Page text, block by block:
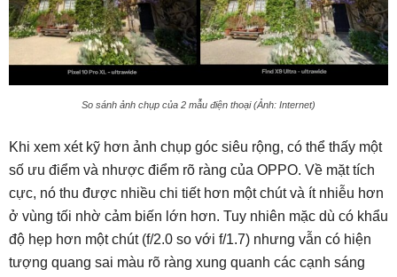
So sánh ảnh chụp của 2 mẫu điện thoại (Ảnh: Internet)
Khi xem xét kỹ hơn ảnh chụp góc siêu rộng, có thể thấy một
số ưu điểm và nhược điểm rõ ràng của OPPO. Về mặt tích
cực, nó thu được nhiều chi tiết hơn một chút và ít nhiễu hơn
ở vùng tối nhờ cảm biến lớn hơn. Tuy nhiên mặc dù có khẩu
độ hẹp hơn một chút (f/2.0 so với f/1.7) nhưng vẫn có hiện
tượng quang sai màu rõ ràng xung quanh các cạnh sáng